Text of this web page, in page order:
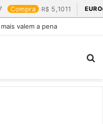
Compra 5,1011
valem a pena